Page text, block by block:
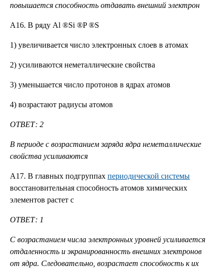
повышается способность отдавать внешний электрон
А16. В ряду Al ®Si ®P ®S
1) увеличивается число электронных слоев в атомах
2) усиливаются неметаллические свойства
3) уменьшается число протонов в ядрах атомов
4) возрастают радиусы атомов
ОТВЕТ: 2
В периоде с возрастанием заряда ядра неметаллические
свойства усиливаются
А17. B главных подгруппах периодической системы
восстановительная способность атомов химических
элементов растет c
ОТВЕТ: 1
С возрастанием числа электронных уровней усиливается
отдаленность и экранированность внешних электронов
от ядра. Следовательно, возрастает способность к их